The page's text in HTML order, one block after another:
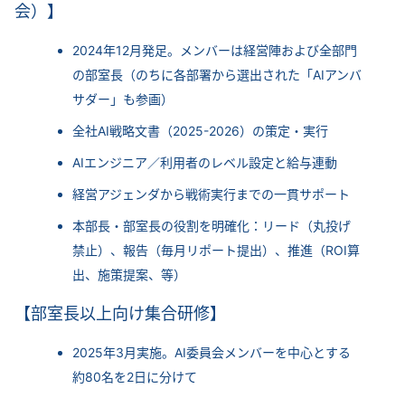
会）】
2024年12月発足。メンバーは経営陣および全部門
の部室長（のちに各部署から選出された「AIアンバ
サダー」も参画）
全社AI戦略文書（2025-2026）の策定・実行
AIエンジニア／利用者のレベル設定と給与連動
経営アジェンダから戦術実行までの一貫サポート
本部長・部室長の役割を明確化：リード（丸投げ
禁止）、報告（毎月リポート提出）、推進（ROI算
出、施策提案、等）
【部室長以上向け集合研修】
2025年3月実施。AI委員会メンバーを中心とする
約80名を2日に分けて